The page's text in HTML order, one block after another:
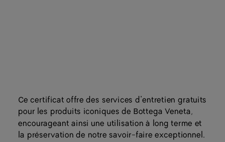
Ce certificat offre des services d’entretien gratuits
pour les produits iconiques de Bottega Veneta,
encourageant ainsi une utilisation à long terme et
la préservation de notre savoir-faire exceptionnel.